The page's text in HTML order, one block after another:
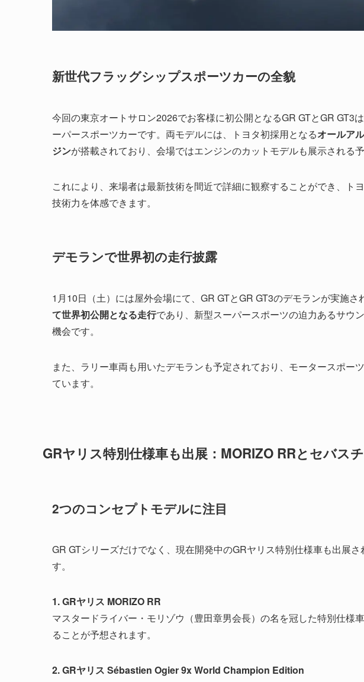
新世代フラッグシップスポーツカーの全貌
今回の東京オートサロン2026でお客様に初公開となるGR GTとGR GT3
ーパースポーツカーです。両モデルには、トヨタ初採用となるオールア
ジンが搭載されており、会場ではエンジンのカットモデルも展示される予
これにより、来場者は最新技術を間近で詳細に観察することができ、ト
技術力を体感できます。
デモランで世界初の走行披露
1月10日（土）には屋外会場にて、GR GTとGR GT3のデモランが実施さ
て世界初公開となる走行であり、新型スーパースポーツの迫力あるサウ
機会です。
また、ラリー車両も用いたデモランも予定されており、モータースポー
ています。
GRヤリス特別仕様車も出展：MORIZO RRとセバス
2つのコンセプトモデルに注目
GR GTシリーズだけでなく、現在開発中のGRヤリス特別仕様車も出展
す。
1. GRヤリス MORIZO RR
マスタードライバー・モリゾウ（豊田章男会長）の名を冠した特別仕様
ることが予想されます。
2. GRヤリス Sébastien Ogier 9x World Champion Edition